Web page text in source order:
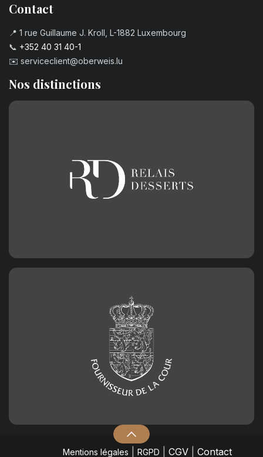
Contact
📍 1 rue Guillaume J. Kroll, L-1882 Luxembourg
📞 +352 40 31 40-1
✉️ serviceclient@oberweis.lu
Nos distinctions
Mentions légales RGPD CGV| Contact